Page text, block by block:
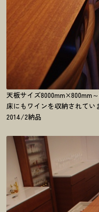
天板サイズ8000mm×800mm
床にもワインを収納されてい
2014/2納品